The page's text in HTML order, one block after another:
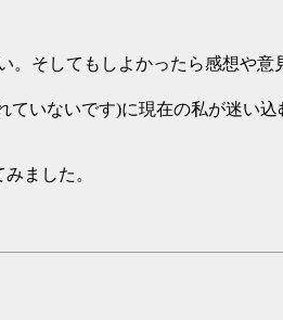
そしてもしよかったら感想や意
いないです)に現在の私が迷い込
ました。